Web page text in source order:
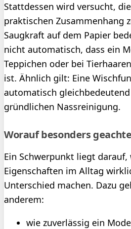
Stattdessen wird versucht,
praktischen Zusammenhang
Saugkraft auf dem Papier
nicht automatisch, dass ein
Teppichen oder bei
ist. Ähnlich gilt: Eine
automatisch
gründlichen Nassreinigung.
Worauf besonders
Ein Schwerpunkt liegt darauf,
Eigenschaften im Alltag
Unterschied machen. Dazu
anderem:
wie zuverlässig ein